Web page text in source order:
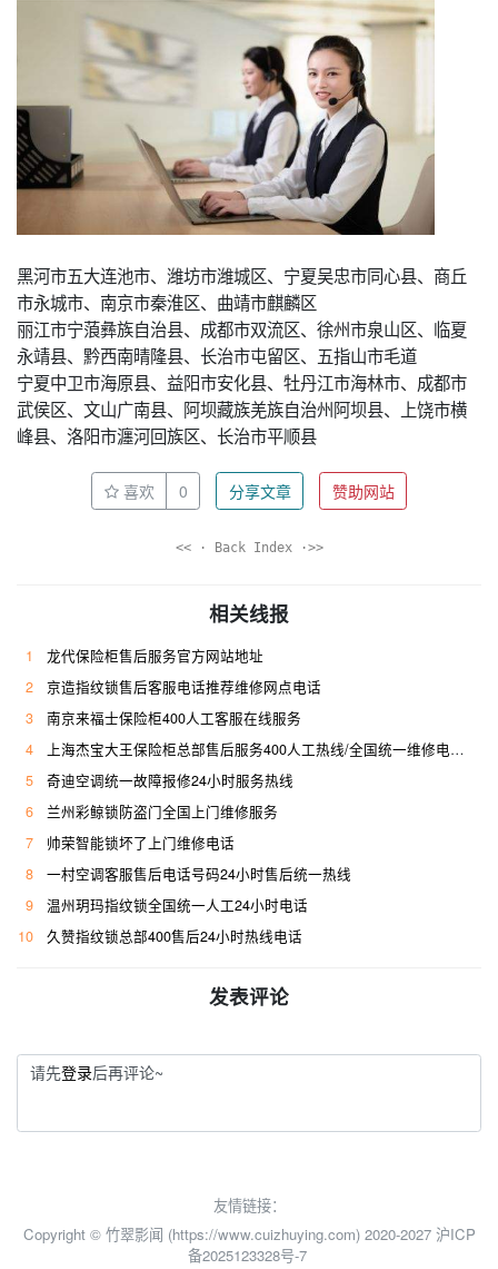
黑河市五大连池市、潍坊市潍城区、宁夏吴忠市同心县、商丘
市永城市、南京市秦淮区、曲靖市麒麟区
丽江市宁蒗彝族自治县、成都市双流区、徐州市泉山区、临夏
永靖县、黔西南晴隆县、长治市屯留区、五指山市毛道
宁夏中卫市海原县、益阳市安化县、牡丹江市海林市、成都市
武侯区、文山广南县、阿坝藏族羌族自治州阿坝县、上饶市横
峰县、洛阳市瀍河回族区、长治市平顺县
喜欢 0 分享文章 赞助网站
<< · Back Index ·>>
相关线报
1
龙代保险柜售后服务官方网站地址
2
京造指纹锁售后客服电话推荐维修网点电话
3
南京来福士保险柜400人工客服在线服务
4
上海杰宝大王保险柜总部售后服务400人工热线/全国统一维修电话是多少
5
奇迪空调统一故障报修24小时服务热线
6
兰州彩鲸锁防盗门全国上门维修服务
7
帅荣智能锁坏了上门维修电话
8
一村空调客服售后电话号码24小时售后统一热线
9
温州玥玛指纹锁全国统一人工24小时电话
10
久赞指纹锁总部400售后24小时热线电话
发表评论
请先登录后再评论~
友情链接：
Copyright © 竹翠影闻 (https://www.cuizhuying.com) 2020-2027 沪ICP
备2025123328号-7